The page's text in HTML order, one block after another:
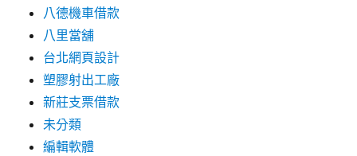
八德機車借款
八里當舖
台北網頁設計
塑膠射出工廠
新莊支票借款
未分類
編輯軟體